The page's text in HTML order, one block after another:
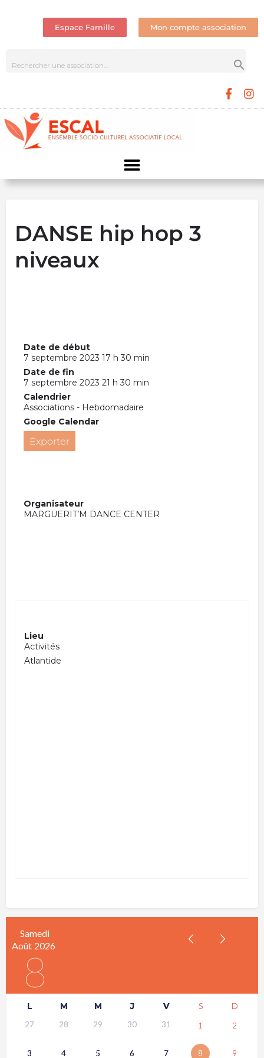
Espace Famille Mon compte association
DANSE hip hop 3
niveaux
Date de début
7 septembre 2023 17 h 30 min
Date de fin
7 septembre 2023 21 h 30 min
Calendrier
Associations - Hebdomadaire
Google Calendar
Exporter
Organisateur
MARGUERIT’M DANCE CENTER
Lieu
Activités
Atlantide
Samedi
Août 2026
8
L M M J V S D
27 28 29 30 31 1 2
3 4 5 6 7 8 9